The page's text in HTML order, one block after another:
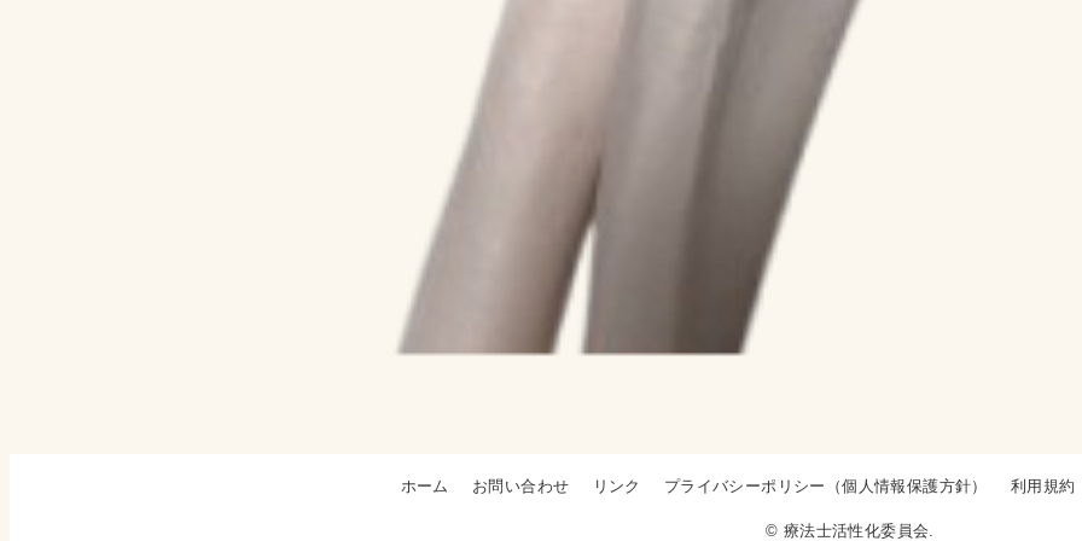
ホーム お問い合わせ リンク プライバシーポリシー（個人情報保護方針） 利用規約
© 療法士活性化委員会.